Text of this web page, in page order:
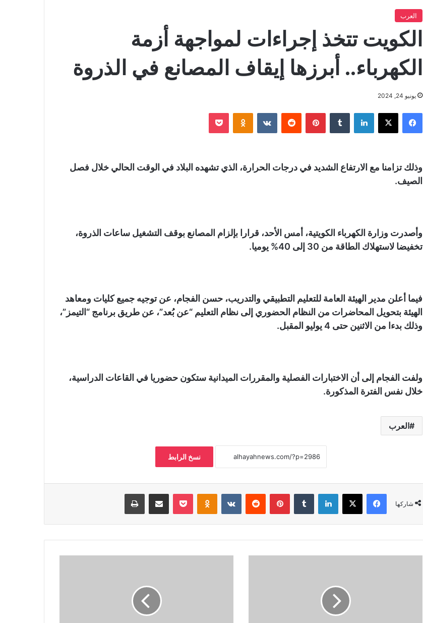
العرب
الكويت تتخذ إجراءات لمواجهة أزمة
الكهرباء.. أبرزها إيقاف المصانع في الذروة
يونيو 24, 2024
فيسبوك لينكدإن بينتيريست
وذلك تزامنا مع الارتفاع الشديد في درجات الحرارة، الذي تشهده البلاد في الوقت الحالي خلال فصل
الصيف.
وأصدرت وزارة الكهرباء الكويتية، أمس الأحد، قرارا بإلزام المصانع بوقف التشغيل ساعات الذروة،
تخفيضا لاستهلاك الطاقة من 30 إلى 40% يوميا.
فيما أعلن مدير الهيئة العامة للتعليم التطبيقي والتدريب، حسن الفجام، عن توجيه جميع كليات ومعاهد
الهيئة بتحويل المحاضرات من النظام الحضوري إلى نظام التعليم “عن بُعد”، عن طريق برنامج “التيمز”،
وذلك بدءا من الاثنين حتى 4 يوليو المقبل.
ولفت الفجام إلى أن الاختبارات الفصلية والمقررات الميدانية ستكون حضوريا في القاعات الدراسية،
خلال نفس الفترة المذكورة.
العرب
نسخ الرابط
شاركها
فيسبوك لينكدإن بينتيريست بوكيت